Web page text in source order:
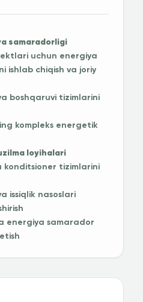
samaradorligi
uchun energiya
ishlab chiqish va joriy
boshqaruvi tizimlarini
kompleks energetik
loyihalari
konditsioner tizimlarini
issiqlik nasoslari
energiya samarador